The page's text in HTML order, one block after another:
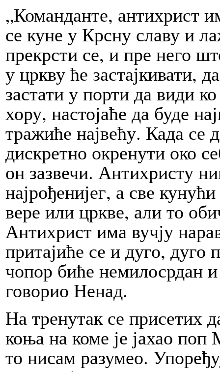
„Команданте, антихрист
се куне у Крсну славу и
прекрсти се, и пре него
у цркву ће застајкивати,
застати у порти да види
хору, настојаће да буде
тражиће највећу. Када се
дискретно окренути око
он зазвечи. Антихристу
најрођенијег, а све
вере или цркве, али то
Антихрист има вучју
притајиће се и дуго,
чопор биће немилосрдан
говорио Ненад.
На тренутак се присетих
коња на коме је јахао
то нисам разумео.